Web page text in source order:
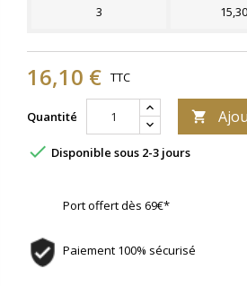
3
16,10 € TTC
Quantité 
 Disponible sous 2-3 jours
Port offert dès 69€*
Paiement 100% sécurisé